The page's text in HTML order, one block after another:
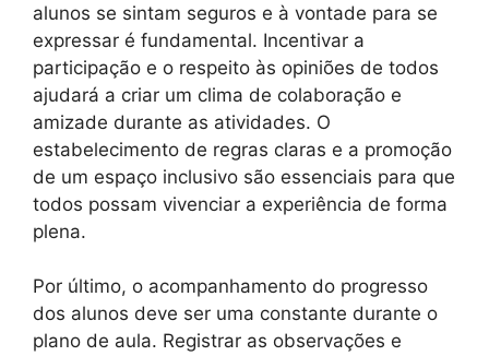
alunos se sintam seguros e à vontade para se
expressar é fundamental. Incentivar a
participação e o respeito às opiniões de todos
ajudará a criar um clima de colaboração e
amizade durante as atividades. O
estabelecimento de regras claras e a promoção
de um espaço inclusivo são essenciais para que
todos possam vivenciar a experiência de forma
plena.
Por último, o acompanhamento do progresso
dos alunos deve ser uma constante durante o
plano de aula. Registrar as observações e